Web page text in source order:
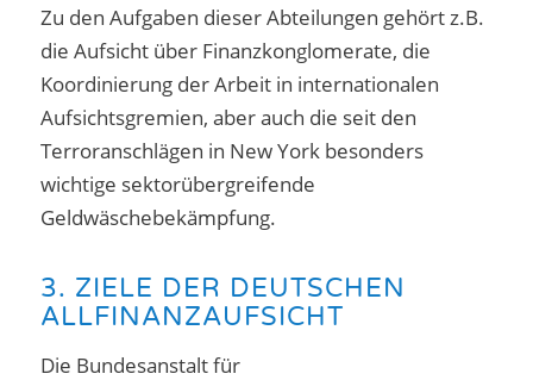
Zu den Aufgaben dieser Abteilungen gehört z.B.
die Aufsicht über Finanzkonglomerate, die
Koordinierung der Arbeit in internationalen
Aufsichtsgremien, aber auch die seit den
Terroranschlägen in New York besonders
wichtige sektorübergreifende
Geldwäschebekämpfung.
3. ZIELE DER DEUTSCHEN
ALLFINANZAUFSICHT
Die Bundesanstalt für